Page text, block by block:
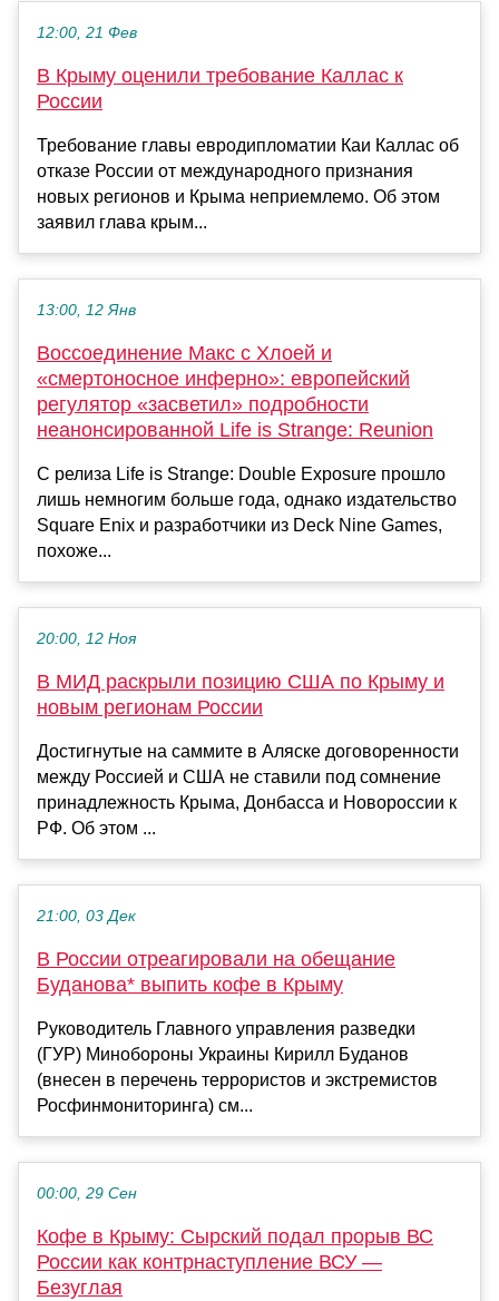
12:00, 21 Фев
В Крыму оценили требование Каллас к
России
Требование главы евродипломатии Каи Каллас об
отказе России от международного признания
новых регионов и Крыма неприемлемо. Об этом
заявил глава крым...
13:00, 12 Янв
Воссоединение Макс с Хлоей и
«смертоносное инферно»: европейский
регулятор «засветил» подробности
неанонсированной Life is Strange: Reunion
С релиза Life is Strange: Double Exposure прошло
лишь немногим больше года, однако издательство
Square Enix и разработчики из Deck Nine Games,
похоже...
20:00, 12 Ноя
В МИД раскрыли позицию США по Крыму и
новым регионам России
Достигнутые на саммите в Аляске договоренности
между Россией и США не ставили под сомнение
принадлежность Крыма, Донбасса и Новороссии к
РФ. Об этом ...
21:00, 03 Дек
В России отреагировали на обещание
Буданова* выпить кофе в Крыму
Руководитель Главного управления разведки
(ГУР) Минобороны Украины Кирилл Буданов
(внесен в перечень террористов и экстремистов
Росфинмониторинга) см...
00:00, 29 Сен
Кофе в Крыму: Сырский подал прорыв ВС
России как контрнаступление ВСУ —
Безуглая